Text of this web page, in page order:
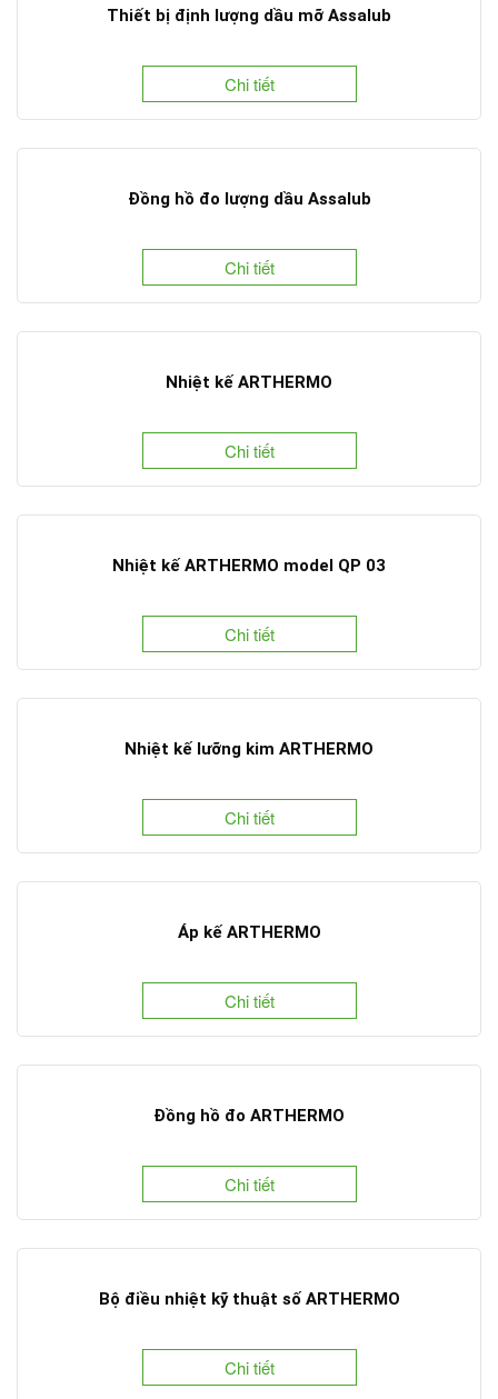
Thiết bị định lượng dầu mỡ Assalub
Chi tiết
Đồng hồ đo lượng dầu Assalub
Chi tiết
Nhiệt kế ARTHERMO
Chi tiết
Nhiệt kế ARTHERMO model QP 03
Chi tiết
Nhiệt kế lưỡng kim ARTHERMO
Chi tiết
Áp kế ARTHERMO
Chi tiết
Đồng hồ đo ARTHERMO
Chi tiết
Bộ điều nhiệt kỹ thuật số ARTHERMO
Chi tiết